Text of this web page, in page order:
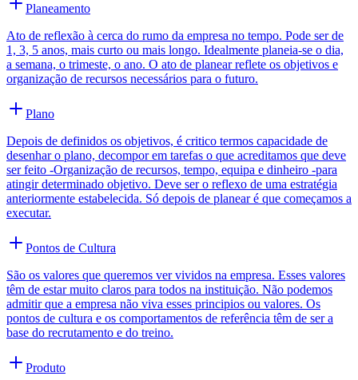
Planeamento
Ato de reflexão à cerca do rumo da empresa no tempo. Pode ser de
1, 3, 5 anos, mais curto ou mais longo. Idealmente planeia-se o dia,
a semana, o trimeste, o ano. O ato de planear reflete os objetivos e
organização de recursos necessários para o futuro.
Plano
Depois de definidos os objetivos, é critico termos capacidade de
desenhar o plano, decompor em tarefas o que acreditamos que deve
ser feito -Organização de recursos, tempo, equipa e dinheiro -para
atingir determinado objetivo. Deve ser o reflexo de uma estratégia
anteriormente estabelecida. Só depois de planear é que começamos a
executar.
Pontos de Cultura
São os valores que queremos ver vividos na empresa. Esses valores
têm de estar muito claros para todos na instituição. Não podemos
admitir que a empresa não viva esses principios ou valores. Os
pontos de cultura e os comportamentos de referência têm de ser a
base do recrutamento e do treino.
Produto